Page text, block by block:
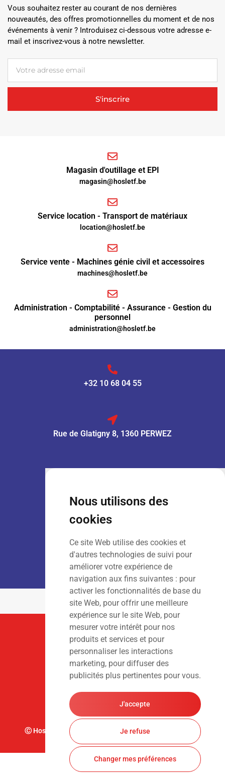
Nous utilisons des
cookies
Ce site Web utilise des cookies et
d'autres technologies de suivi pour
améliorer votre expérience de
navigation aux fins suivantes : pour
activer les fonctionnalités de base du
site Web, pour offrir une meilleure
expérience sur le site Web, pour
mesurer votre intérêt pour nos
produits et services et pour
personnaliser les interactions
marketing, pour diffuser des
publicités plus pertinentes pour vous.
J'accepte
Je refuse
Changer mes préférences
Vous souhaitez rester au courant de nos dernières
nouveautés, des offres promotionnelles du moment et de nos
événements à venir ? Introduisez ci-dessous votre adresse e-
mail et inscrivez-vous à notre newsletter.
S'inscrire
Magasin d'outillage et EPI
magasin@hosletf.be
Service location - Transport de matériaux
location@hosletf.be
Service vente - Machines génie civil et accessoires
machines@hosletf.be
Administration - Comptabilité - Assurance - Gestion du
personnel
administration@hosletf.be
+32 10 68 04 55
Rue de Glatigny 8, 1360 PERWEZ
: 9h00 – 13h00
Dim: Fermé
LOCATION :
Lun – Ven: 7h00 – 18h00
Sam – Dim
: Fermé
Suivez-Nous
Ⓒ Hoslet Frédéric S.A. Tous droits réservés. Design par